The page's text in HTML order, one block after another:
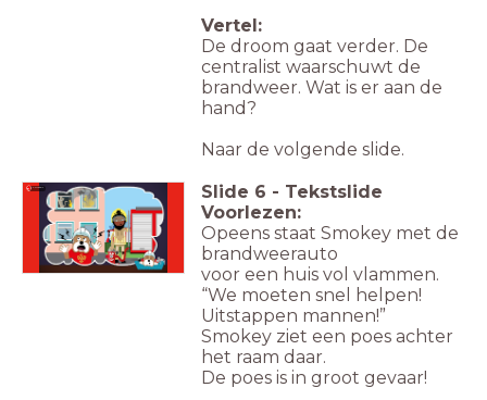
Vertel:
De droom gaat verder. De
centralist waarschuwt de
brandweer. Wat is er aan de
hand?
Naar de volgende slide.
Luister Slide 6 - Tekstslide
Voorlezen:
Opeens staat Smokey met de
brandweerauto
voor een huis vol vlammen.
“We moeten snel helpen!
Uitstappen mannen!”
Smokey ziet een poes achter
het raam daar.
De poes is in groot gevaar!